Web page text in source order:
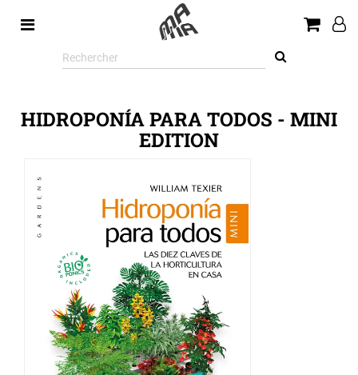
Rechercher
sur
HIDROPONÍA PARA TODOS - MINI
EDITION